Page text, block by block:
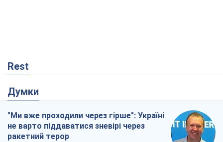
Rest
Думки
"Ми вже проходили через гірше": Україні
не варто піддаватися зневірі через
ракетний терор